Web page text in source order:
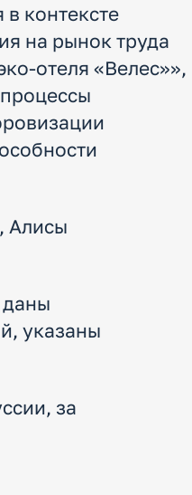
контексте
на рынок труда
отеля «Велес»»,
Алисы
даны
указаны
за